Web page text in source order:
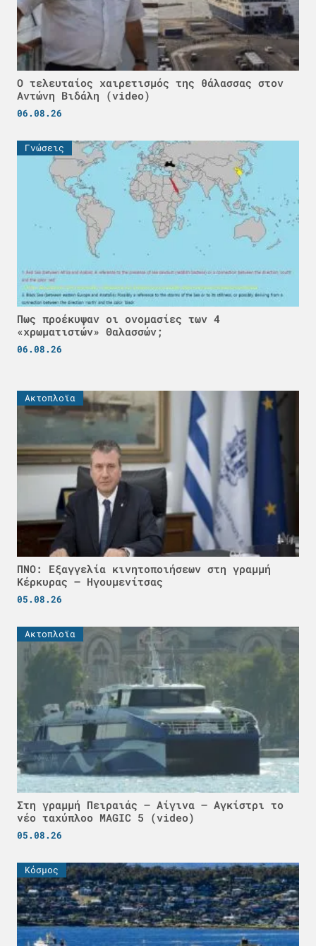
Ο τελευταίος χαιρετισμός της θάλασσας στον
Αντώνη Βιδάλη (video)
06.08.26
Γνώσεις
Πως προέκυψαν οι ονομασίες των 4
«χρωματιστών» Θαλασσών;
06.08.26
Ακτοπλοϊα
ΠΝΟ: Εξαγγελία κινητοποιήσεων στη γραμμή
Κέρκυρας – Ηγουμενίτσας
05.08.26
Ακτοπλοϊα
Στη γραμμή Πειραιάς – Αίγινα – Αγκίστρι το
νέο ταχύπλοο MAGIC 5 (video)
05.08.26
Κόσμος